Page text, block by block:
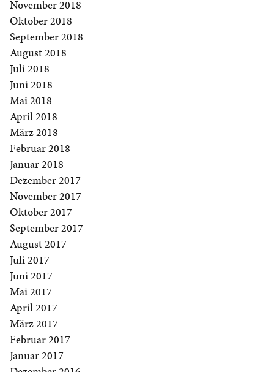
November 2018
Oktober 2018
September 2018
August 2018
Juli 2018
Juni 2018
Mai 2018
April 2018
März 2018
Februar 2018
Januar 2018
Dezember 2017
November 2017
Oktober 2017
September 2017
August 2017
Juli 2017
Juni 2017
Mai 2017
April 2017
März 2017
Februar 2017
Januar 2017